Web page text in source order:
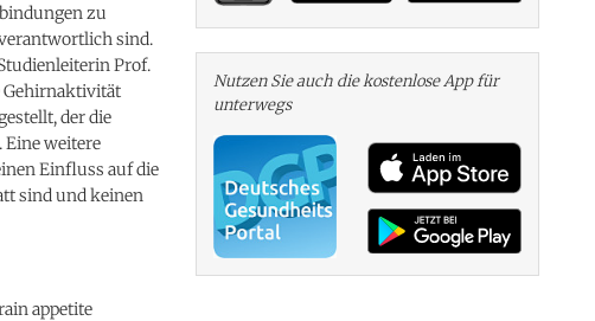
zu
sind.
Prof.
Gehirnaktivität
der die
Eine weitere
Einfluss auf die
sind und keinen
appetite
Nutzen Sie auch die kosten­lose App für
unterwegs